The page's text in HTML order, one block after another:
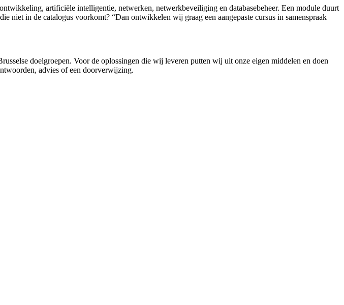
artificiële intelligentie, netwerken, netwerkbeveiliging en databasebeheer. Een module duurt
niet in de catalogus voorkomt? “Dan ontwikkelen wij graag een aangepaste cursus in samenspraak
doelgroepen. Voor de oplossingen die wij leveren putten wij uit onze eigen middelen en doen
advies of een doorverwijzing.